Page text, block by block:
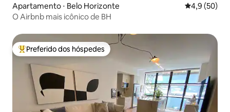
Apartamento ⋅ Belo Horizonte 4,9 de uma
4,9 (50)
O Airbnb mais icônico de BH
Entre os melhores preferidos dos hóspedes
Preferido dos hóspedes